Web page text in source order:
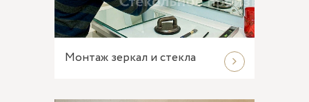
Монтаж зеркал и стекла